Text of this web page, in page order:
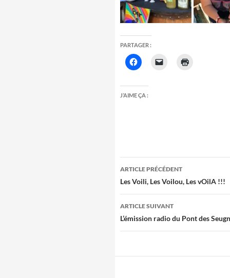
PARTAGER :
J’AIME ÇA :
Navigation
des
articles
ARTICLE PRÉCÉDENT
Les Voili, Les Voilou, Les vOilA !!!
ARTICLE SUIVANT
L’émission radio du Pont des